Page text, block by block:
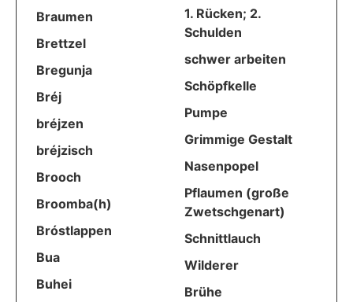
Braumen
Brettzel
Bregunja
Bréj
bréjzen
bréjzisch
Brooch
Broomba(h)
Bróstlappen
Bua
Buhei
1. Rücken; 2.
Schulden
schwer arbeiten
Schöpfkelle
Pumpe
Grimmige Gestalt
Nasenpopel
Pflaumen (große
Zwetschgenart)
Schnittlauch
Wilderer
Brühe